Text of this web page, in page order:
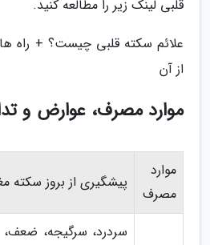
قلبی لینک زیر را مطالعه کنید.
علائم سکته قلبی چیست؟ + راه
از آن
موارد مصرف، عوارض و
موارد
مصرف
پیشگیری از بروز سکته
سردرد، سرگیجه،